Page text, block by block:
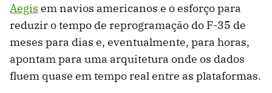
Aegis em navios americanos e o esforço para
reduzir o tempo de reprogramação do F-35 de
meses para dias e, eventualmente, para horas,
apontam para uma arquitetura onde os dados
fluem quase em tempo real entre as plataformas.